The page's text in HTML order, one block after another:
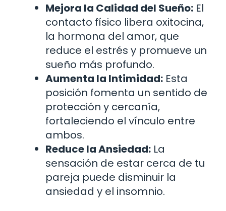
Mejora la Calidad del Sueño: El
contacto físico libera oxitocina,
la hormona del amor, que
reduce el estrés y promueve un
sueño más profundo.
Aumenta la Intimidad: Esta
posición fomenta un sentido de
protección y cercanía,
fortaleciendo el vínculo entre
ambos.
Reduce la Ansiedad: La
sensación de estar cerca de tu
pareja puede disminuir la
ansiedad y el insomnio.